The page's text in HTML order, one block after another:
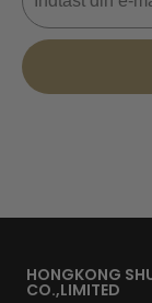
HONGKONG
CO.,LIMITED